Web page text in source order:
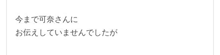
今まで可奈さんに
お伝えしていませんでしたが